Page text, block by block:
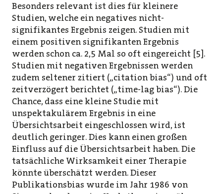
Besonders relevant ist dies für kleinere
Studien, welche ein negatives nicht-
signifikantes Ergebnis zeigen. Studien mit
einem positiven signifikanten Ergebnis
werden schon ca. 2,5 Mal so oft eingereicht [5].
Studien mit negativen Ergebnissen werden
zudem seltener zitiert („citation bias“) und oft
zeitverzögert berichtet („time-lag bias“). Die
Chance, dass eine kleine Studie mit
unspektakulärem Ergebnis in eine
Übersichtsarbeit eingeschlossen wird, ist
deutlich geringer. Dies kann einen großen
Einfluss auf die Übersichtsarbeit haben. Die
tatsächliche Wirksamkeit einer Therapie
könnte überschätzt werden. Dieser
Publikationsbias wurde im Jahr 1986 von